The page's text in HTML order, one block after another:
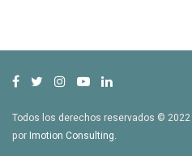
Todos los derechos reservados © 2022
porImotion Consulting.